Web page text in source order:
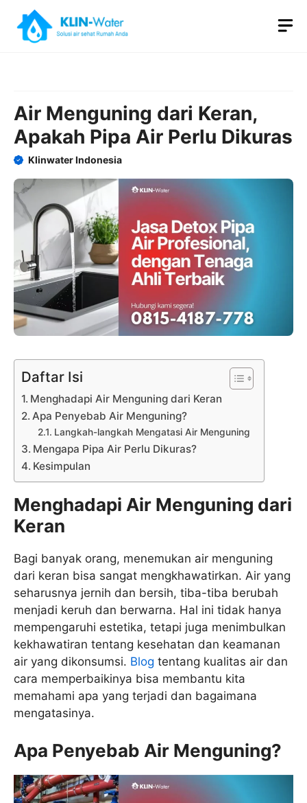
content
Air Menguning dari Keran,
Apakah Pipa Air Perlu Dikuras
Klinwater Indonesia
Daftar Isi
Menghadapi Air Menguning dari Keran
Apa Penyebab Air Menguning?
Langkah-langkah Mengatasi Air Menguning
Mengapa Pipa Air Perlu Dikuras?
Kesimpulan
Menghadapi Air Menguning dari
Keran
Bagi banyak orang, menemukan air menguning
dari keran bisa sangat mengkhawatirkan. Air yang
seharusnya jernih dan bersih, tiba-tiba berubah
menjadi keruh dan berwarna. Hal ini tidak hanya
mempengaruhi estetika, tetapi juga menimbulkan
kekhawatiran tentang kesehatan dan keamanan
air yang dikonsumsi. Blog tentang kualitas air dan
cara memperbaikinya bisa membantu kita
memahami apa yang terjadi dan bagaimana
mengatasinya.
Apa Penyebab Air Menguning?